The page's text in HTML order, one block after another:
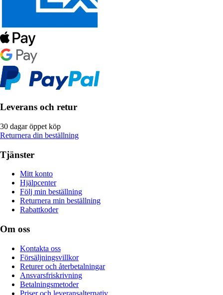
Leverans och retur
30 dagar öppet köp
Returnera din beställning
Tjänster
Mitt konto
Hjälpcenter
Följ min beställning
Returnera min beställning
Rabattkoder
Om oss
Kontakta oss
Försäljningsvillkor
Returer och återbetalningar
Ansvarsfriskrivning
Betalningsmetoder
Priser och leveransalternativ